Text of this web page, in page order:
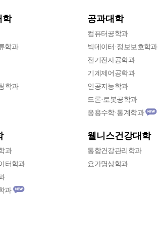
학
학과
학과
공과대학
컴퓨터공학과
빅데이터·정보보호학과
전기전자공학과
기계제어공학과
인공지능학과
드론·로봇공학과
응용수학·통계학과
과
터학과
과
웰니스건강대학
통합건강관리학과
요가명상학과